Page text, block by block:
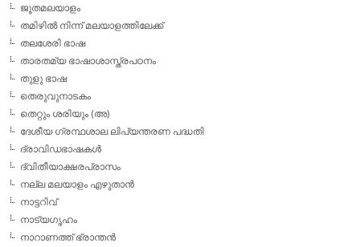
ജൂതമലയാളം
തമിഴില്‍ നിന്ന് മലയാളത്തിലേക്ക്
തലശേരി ഭാഷ
താരതമ്യ ഭാഷാശാസ്ത്രപഠനം
തുളു ഭാഷ
തെരുവുനാടകം
തെറ്റും ശരിയും (അ)
ദേശീയ ഗ്രന്ഥശാല ലിപ്യന്തരണ പദ്ധതി
ദ്രാവിഡഭാഷകള്‍
ദ്വിതീയാക്ഷരപ്രാസം
നല്ല മലയാളം എഴുതാന്‍
നാട്ടറിവ്
നാട്യഗൃഹം
നാറാണത്ത് ഭ്രാന്തന്‍